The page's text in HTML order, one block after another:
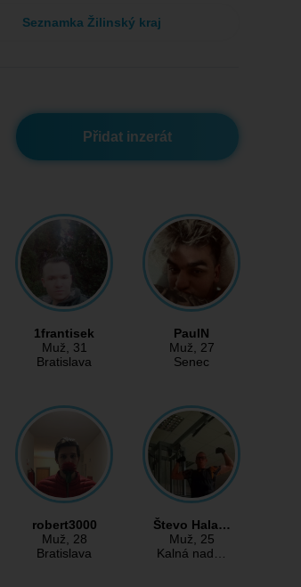
Seznamka Žilinský kraj
Přidat inzerát
1frantisek
Muž, 31
Bratislava
PaulN
Muž, 27
Senec
robert3000
Muž, 28
Bratislava
Števo Hala…
Muž, 25
Kalná nad…